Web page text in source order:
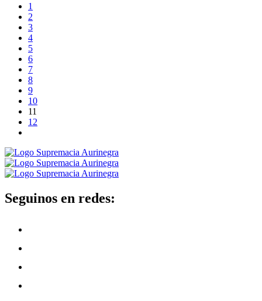
1
2
3
4
5
6
7
8
9
10
11
12
Seguinos en redes: